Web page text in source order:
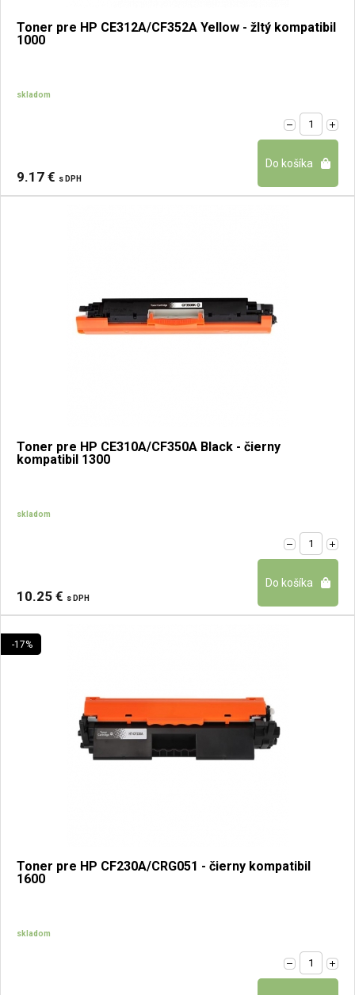
Toner pre HP CE312A/CF352A Yellow - žltý kompatibil
1000
skladom
9.17 € s DPH
Toner pre HP CE310A/CF350A Black - čierny
kompatibil 1300
skladom
10.25 € s DPH
-17%
Toner pre HP CF230A/CRG051 - čierny kompatibil
1600
skladom